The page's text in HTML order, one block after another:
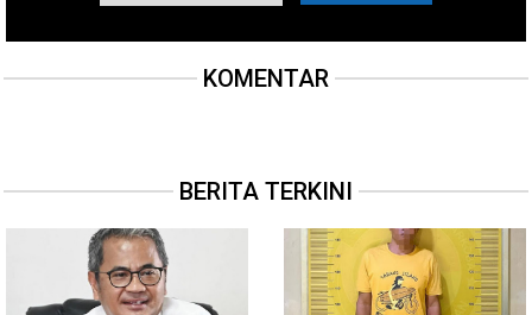
KOMENTAR
BERITA TERKINI